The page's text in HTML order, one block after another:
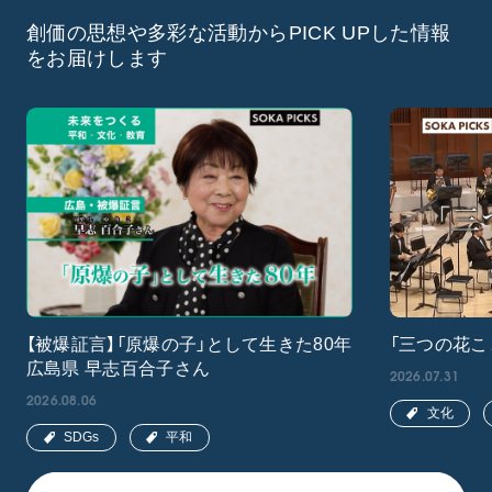
創価の思想や多彩な活動からPICK UPした情報
をお届けします
【被爆証言】「原爆の子」として生きた80年
広島県 早志百合子さん
2026.08.06
SDGs 平和
「三つの花
2026.07.31
文化